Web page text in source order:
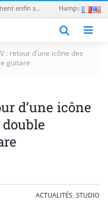
Universal Audio EMT 250 et EMT 140 : les deux réverbes légendaires tournent enfin sans matériel UAD
: retour d’une icône des
guitare
d’une icône
ACTUALITÉS, STUDIO